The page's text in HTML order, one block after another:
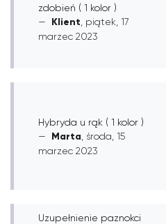
zdobień ( 1 kolor )
Klient , piątek, 17
marzec 2023
Hybryda u rąk ( 1 kolor )
Marta , środa, 15
marzec 2023
Uzupełnienie paznokci